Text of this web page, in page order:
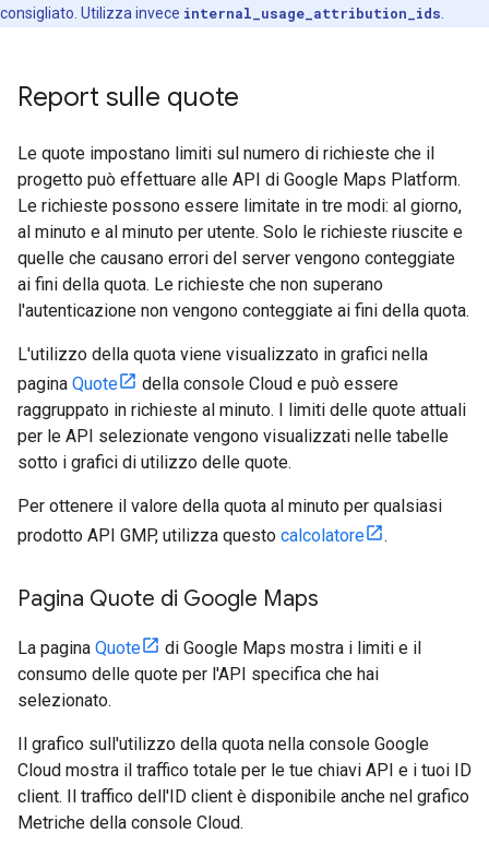
consigliato. Utilizza invece internal_usage_attribution_ids
Report sulle quote
Le quote impostano limiti sul numero di richieste che il
progetto può effettuare alle API di Google Maps Platform.
Le richieste possono essere limitate in tre modi: al giorno,
al minuto e al minuto per utente. Solo le richieste riuscite e
quelle che causano errori del server vengono conteggiate
ai fini della quota. Le richieste che non superano
l'autenticazione non vengono conteggiate ai fini della quota.
L'utilizzo della quota viene visualizzato in grafici nella
pagina Quote
della console Cloud e può essere
raggruppato in richieste al minuto. I limiti delle quote attuali
per le API selezionate vengono visualizzati nelle tabelle
sotto i grafici di utilizzo delle quote.
Per ottenere il valore della quota al minuto per qualsiasi
prodotto API GMP, utilizza questo calcolatore .
Pagina Quote di Google Maps
La pagina Quote
di Google Maps mostra i limiti e il
consumo delle quote per l'API specifica che hai
selezionato.
Il grafico sull'utilizzo della quota nella console Google
Cloud mostra il traffico totale per le tue chiavi API e i tuoi ID
client. Il traffico dell'ID client è disponibile anche nel grafico
Metriche della console Cloud.